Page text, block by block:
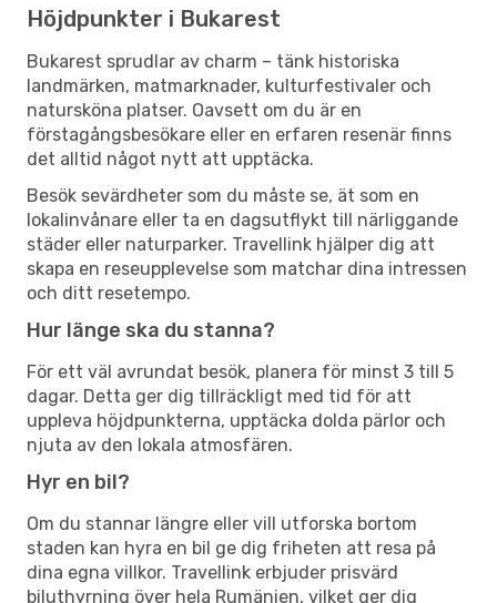
Höjdpunkter i Bukarest
Bukarest sprudlar av charm – tänk historiska
landmärken, matmarknader, kulturfestivaler och
natursköna platser. Oavsett om du är en
förstagångsbesökare eller en erfaren resenär finns
det alltid något nytt att upptäcka.
Besök sevärdheter som du måste se, ät som en
lokalinvånare eller ta en dagsutflykt till närliggande
städer eller naturparker. Travellink hjälper dig att
skapa en reseupplevelse som matchar dina intressen
och ditt resetempo.
Hur länge ska du stanna?
För ett väl avrundat besök, planera för minst 3 till 5
dagar. Detta ger dig tillräckligt med tid för att
uppleva höjdpunkterna, upptäcka dolda pärlor och
njuta av den lokala atmosfären.
Hyr en bil?
Om du stannar längre eller vill utforska bortom
staden kan hyra en bil ge dig friheten att resa på
dina egna villkor. Travellink erbjuder prisvärd
biluthyrning över hela Rumänien, vilket ger dig